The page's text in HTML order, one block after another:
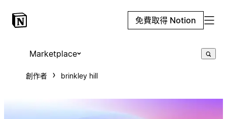
免費取得 Notion
Marketplace
創作者 brinkley hill